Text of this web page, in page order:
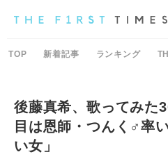
TOP 新着記事 ランキング
後藤真希、歌ってみた
目は恩師・つんく♂率
い女」